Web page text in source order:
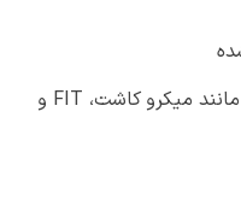
✔ استفاده از جدیدترین روش‌های روز مانند میکرو کاشت، FIT و